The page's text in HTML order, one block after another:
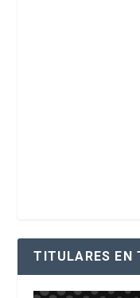
TITULARES EN